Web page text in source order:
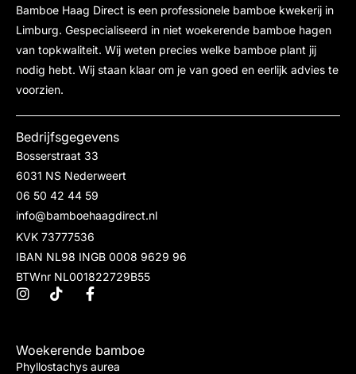
Bamboe Haag Direct is een professionele bamboe kwekerij in
Limburg. Gespecialiseerd in niet woekerende bamboe hagen
van topkwaliteit. Wij weten precies welke bamboe plant jij
nodig hebt. Wij staan klaar om je van goed en eerlijk advies te
voorzien.
Bedrijfsgegevens
Bosserstraat 33
6031 NS Nederweert
06 50 42 44 59
info@bamboehaagdirect.nl
KVK 73777536
IBAN NL98 INGB 0008 9629 96
BTWnr NL001822729B55
Woekerende bamboe
Phyllostachys aurea